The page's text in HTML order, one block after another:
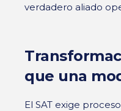
verdadero aliado
que una
El SAT exige